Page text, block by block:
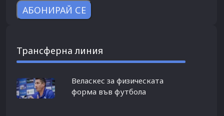
Трансферна линия
Веласкес за физическата
форма във футбола